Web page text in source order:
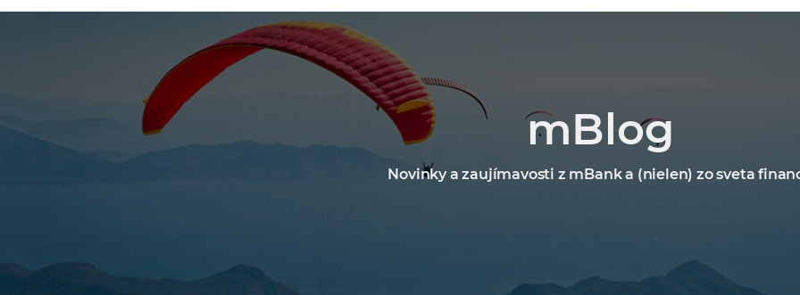
mBlog
Novinky a zaujímavosti z mBank a (nielen) zo sveta